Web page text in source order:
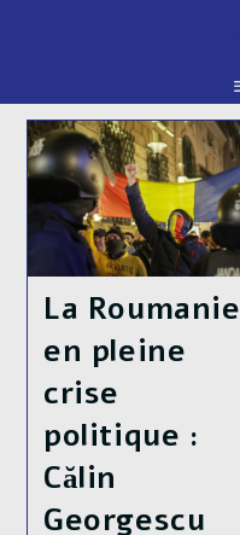
La Roumanie
en pleine
crise
politique :
Călin
Georgescu